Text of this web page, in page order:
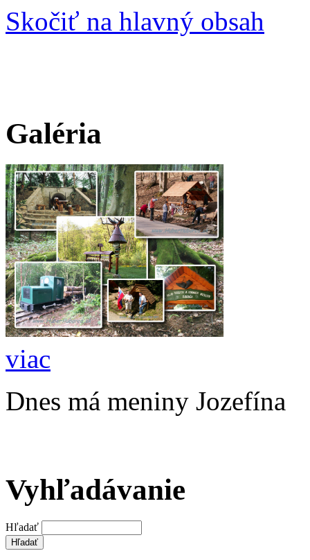
Skočiť na hlavný obsah
Galéria
viac
Dnes má meniny Jozefína
Vyhľadávanie
Hľadať